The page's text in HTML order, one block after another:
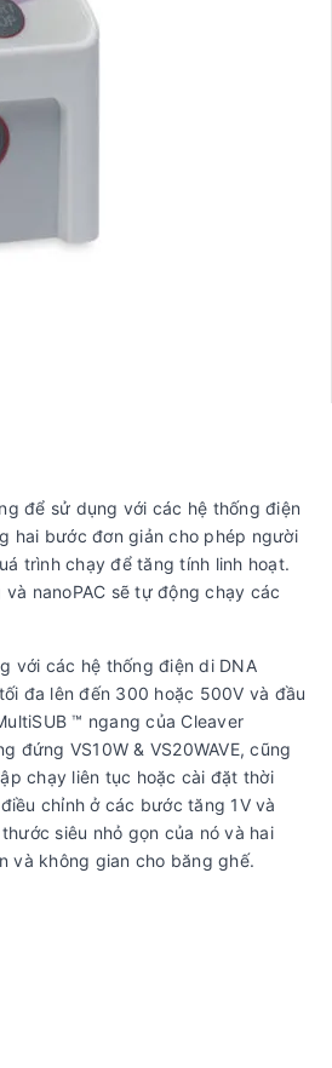
để sử dụng với các hệ thống điện
hai bước đơn giản cho phép người
trình chạy để tăng tính linh hoạt.
nanoPAC sẽ tự động chạy các
với các hệ thống điện di DNA
đa lên đến 300 hoặc 500V và đầu
™ ngang của Cleaver
đứng VS10W & VS20WAVE, cũng
chạy liên tục hoặc cài đặt thời
chỉnh ở các bước tăng 1V và
siêu nhỏ gọn của nó và hai
và không gian cho băng ghế.